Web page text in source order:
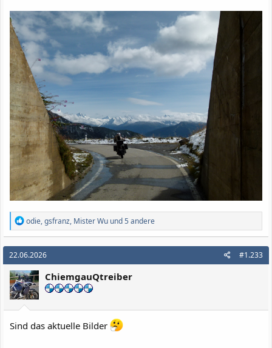
R
e
a
k
t
i
o
n
e
n
odie,gsfranz, Mister Wu und 5 andere
22.06.2026 #1.233
ChiemgauQtreiber
Sind das aktuelle Bilder